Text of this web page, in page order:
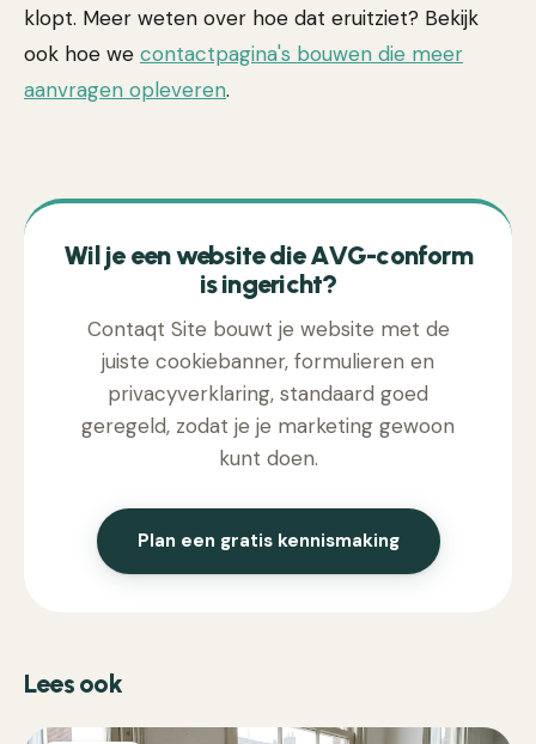
klopt. Meer weten over hoe dat eruitziet? Bekijk
ook hoe we contactpagina's bouwen die meer
aanvragen opleveren.
Wil je een website die AVG-conform
is ingericht?
Contaqt Site bouwt je website met de
juiste cookiebanner, formulieren en
privacyverklaring, standaard goed
geregeld, zodat je je marketing gewoon
kunt doen.
Plan een gratis kennismaking
Lees ook